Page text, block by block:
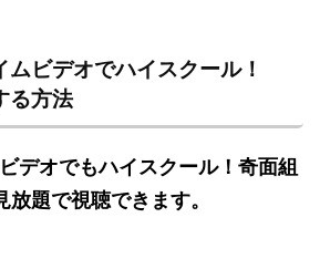
ビデオでハイスクール！
る方法
デオでもハイスクール！奇面組
放題で視聴できます。